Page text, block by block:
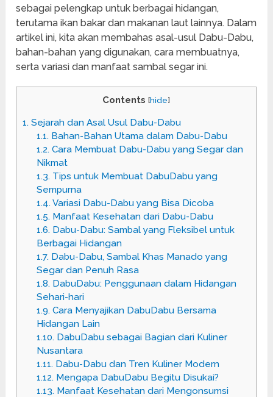
sebagai pelengkap untuk berbagai hidangan,
terutama ikan bakar dan makanan laut lainnya. Dalam
artikel ini, kita akan membahas asal-usul Dabu-Dabu,
bahan-bahan yang digunakan, cara membuatnya,
serta variasi dan manfaat sambal segar ini.
Contents [hide]
1. Sejarah dan Asal Usul Dabu-Dabu
1.1.Bahan-Bahan Utama dalam Dabu-Dabu
1.2.Cara Membuat Dabu-Dabu yang Segar dan
Nikmat
1.3.Tips untuk Membuat DabuDabu yang
Sempurna
1.4.Variasi Dabu-Dabu yang Bisa Dicoba
1.5.Manfaat Kesehatan dari Dabu-Dabu
1.6.Dabu-Dabu: Sambal yang Fleksibel untuk
Berbagai Hidangan
1.7.Dabu-Dabu, Sambal Khas Manado yang
Segar dan Penuh Rasa
1.8.DabuDabu: Penggunaan dalam Hidangan
Sehari-hari
1.9.Cara Menyajikan DabuDabu Bersama
Hidangan Lain
1.10.DabuDabu sebagai Bagian dari Kuliner
Nusantara
1.11.Dabu-Dabu dan Tren Kuliner Modern
1.12.Mengapa DabuDabu Begitu Disukai?
1.13.Manfaat Kesehatan dari Mengonsumsi